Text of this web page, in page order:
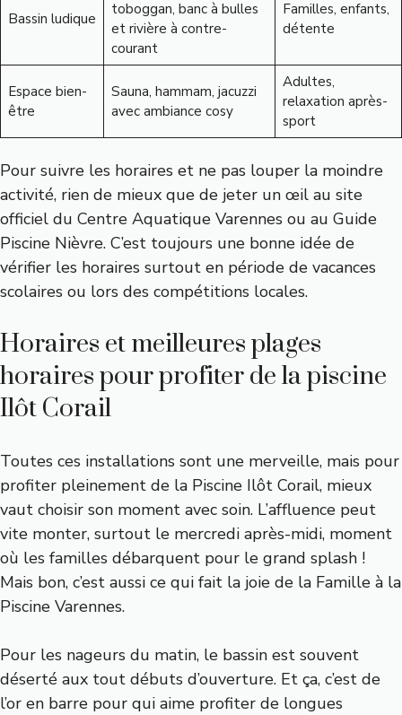
Bassin ludique
toboggan, banc à bulles
et rivière à contre-
courant
Familles, enfants,
détente
Espace bien-
être
Sauna, hammam, jacuzzi
avec ambiance cosy
Adultes,
relaxation après-
sport
Pour suivre les horaires et ne pas louper la moindre
activité, rien de mieux que de jeter un œil au site
officiel du Centre Aquatique Varennes ou au Guide
Piscine Nièvre. C’est toujours une bonne idée de
vérifier les horaires surtout en période de vacances
scolaires ou lors des compétitions locales.
Horaires et meilleures plages
horaires pour profiter de la piscine
Ilôt Corail
Toutes ces installations sont une merveille, mais pour
profiter pleinement de la Piscine Ilôt Corail, mieux
vaut choisir son moment avec soin. L’affluence peut
vite monter, surtout le mercredi après-midi, moment
où les familles débarquent pour le grand splash !
Mais bon, c’est aussi ce qui fait la joie de la Famille à la
Piscine Varennes.
Pour les nageurs du matin, le bassin est souvent
déserté aux tout débuts d’ouverture. Et ça, c’est de
l’or en barre pour qui aime profiter de longues